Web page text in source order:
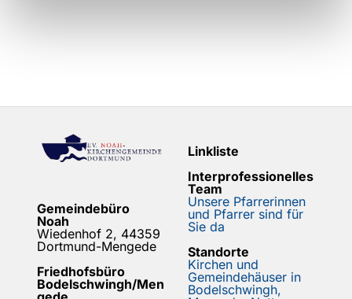
Gemeindebüro
Noah
Wiedenhof 2, 44359
Dortmund-Mengede
Friedhofsbüro
Bodelschwingh/Men
Linkliste
Interprofessionelles
Team
Unsere Pfarrerinnen
und Pfarrer sind für
Sie da
Standorte
Kirchen und
Gemeindehäuser in
Bodelschwingh,